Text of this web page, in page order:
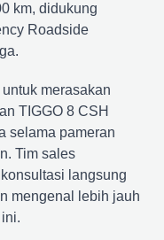
km, didukung
Roadside
merasakan
TIGGO 8 CSH
selama pameran
Tim sales
langsung
mengenal lebih jauh